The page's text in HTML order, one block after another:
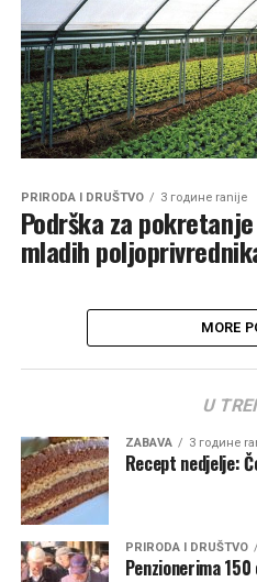
PRIRODA I DRUŠTVO 3 године ranije
Podrška za
mladih
MORE
U
ZABAVA 3 године
Recept nedjelje:
PRIRODA I DRUŠTVO
Penzionerima